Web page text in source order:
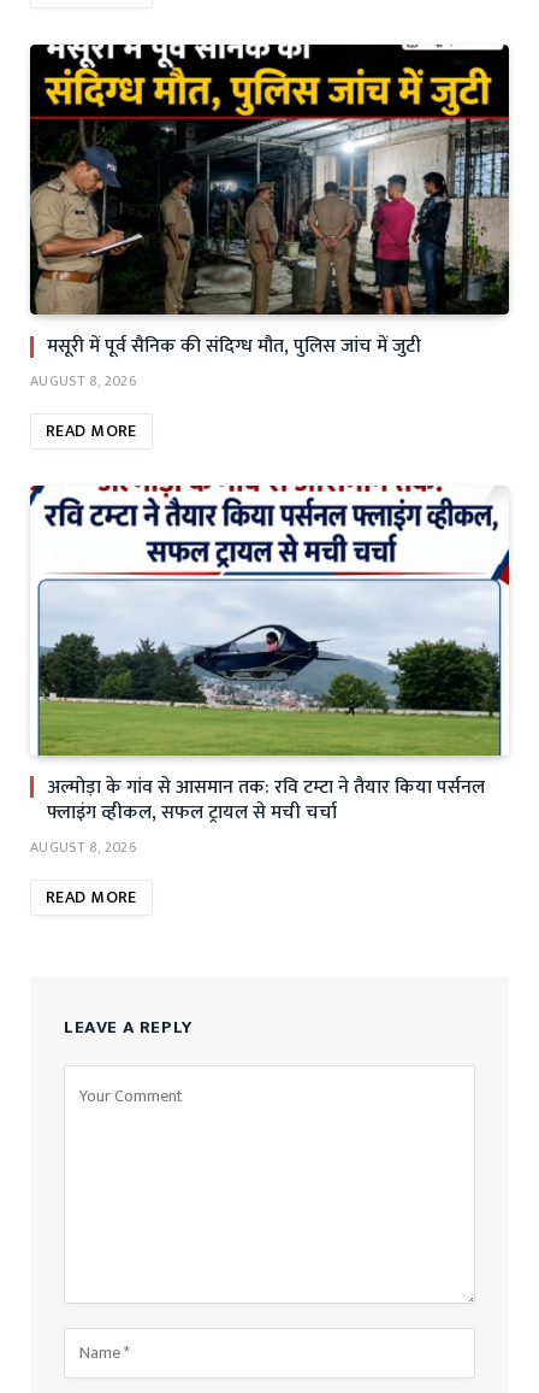
मसूरी में पूर्व सैनिक की संदिग्ध मौत, पुलिस जांच में जुटी
AUGUST 8, 2026
READ MORE
अल्मोड़ा के गांव से आसमान तक: रवि टम्टा ने तैयार किया पर्सनल
फ्लाइंग व्हीकल, सफल ट्रायल से मची चर्चा
AUGUST 8, 2026
READ MORE
LEAVE A REPLY